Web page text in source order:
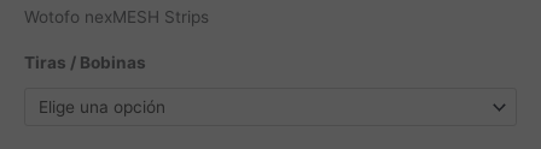
Wotofo nexMESH Strips
Tiras / Bobinas